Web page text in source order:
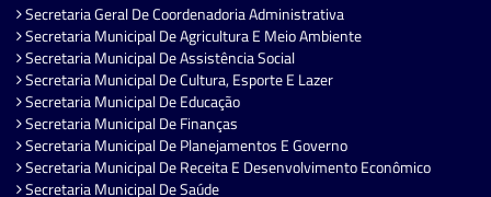
Secretaria Geral De Coordenadoria Administrativa
Secretaria Municipal De Agricultura E Meio Ambiente
Secretaria Municipal De Assistência Social
Secretaria Municipal De Cultura, Esporte E Lazer
Secretaria Municipal De Educação
Secretaria Municipal De Finanças
Secretaria Municipal De Planejamentos E Governo
Secretaria Municipal De Receita E Desenvolvimento Econômico
Secretaria Municipal De Saúde